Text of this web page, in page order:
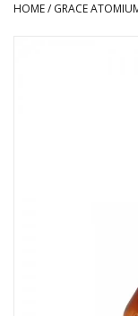
Smartshop
HOME/ GRACE